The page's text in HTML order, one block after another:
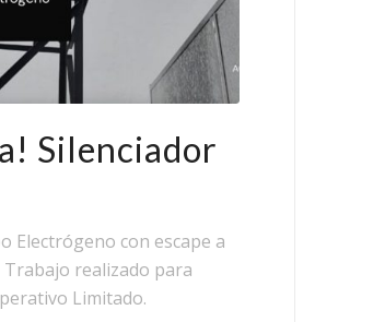
Silenciador
Electrógeno con escape a
realizado para
Limitado.